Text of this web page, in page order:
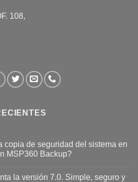
108,
copia de seguridad del sistema en
MSP360 Backup?
la versión 7.0. Simple, seguro y